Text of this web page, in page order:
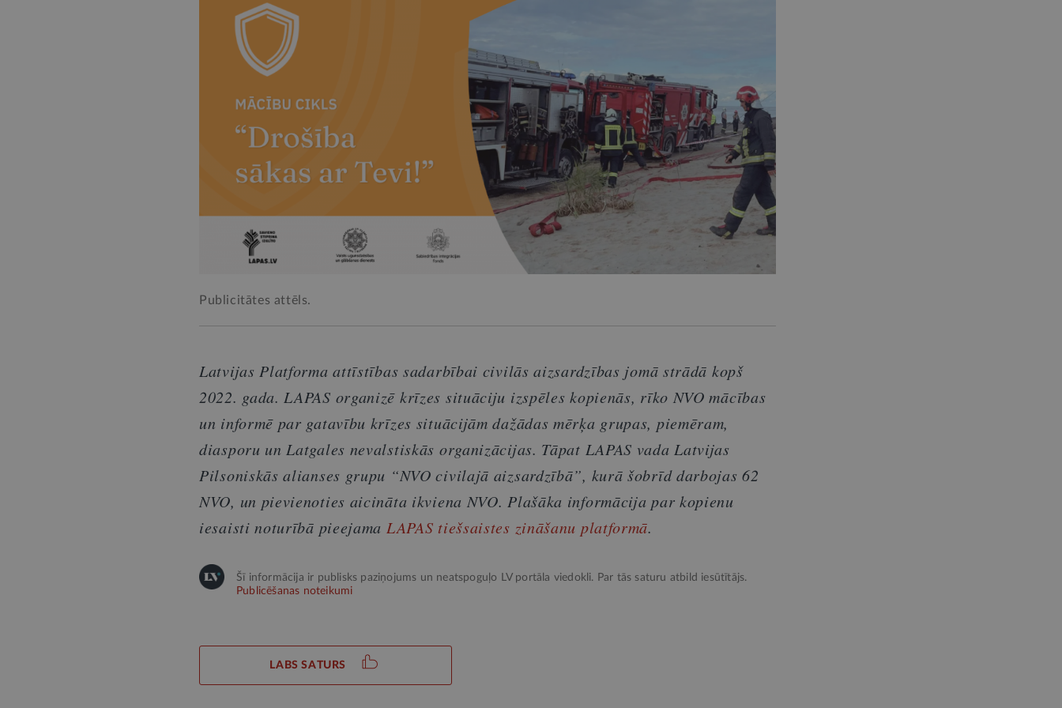
Publicitātes attēls.
Latvijas Platforma attīstības sadarbībai civilās aizsardzības jomā strādā kopš
2022. gada. LAPAS organizē krīzes situāciju izspēles kopienās, rīko NVO mācības
un informē par gatavību krīzes situācijām dažādas mērķa grupas, piemēram,
diasporu un Latgales nevalstiskās organizācijas. Tāpat LAPAS vada Latvijas
Pilsoniskās alianses grupu “NVO civilajā aizsardzībā”, kurā šobrīd darbojas 62
NVO, un pievienoties aicināta ikviena NVO. Plašāka informācija par kopienu
iesaisti noturībā pieejama LAPAS tiešsaistes zināšanu platformā.
Šī informācija ir publisks paziņojums un neatspoguļo LV portāla viedokli. Par tās saturu atbild iesūtītājs.
Publicēšanas noteikumi
LABS SATURS